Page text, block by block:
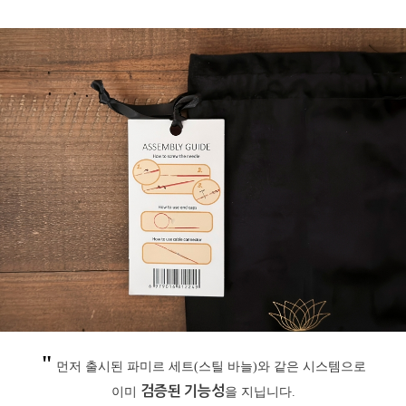
" 먼저 출시된 파미르 세트(스틸 바늘)와 같은 시스템으로
이미 검증된 기능성을 지닙니다.